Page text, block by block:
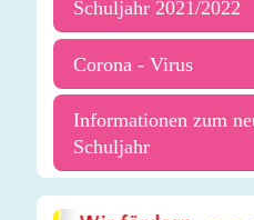
Schuljahr 2021/2022
Corona - Virus
Informationen zum
Schuljahr